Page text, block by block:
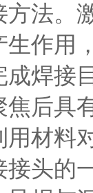
方法。
生作用
成焊接
焦后具
用材料
接头的